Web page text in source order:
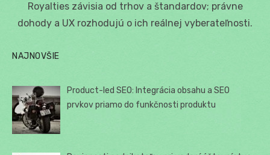
Royalties závisia od trhov a štandardov; právne
dohody a UX rozhodujú o ich reálnej vyberateľnosti.
NAJNOVŠIE
Product-led SEO: Integrácia obsahu a SEO
prvkov priamo do funkčnosti produktu